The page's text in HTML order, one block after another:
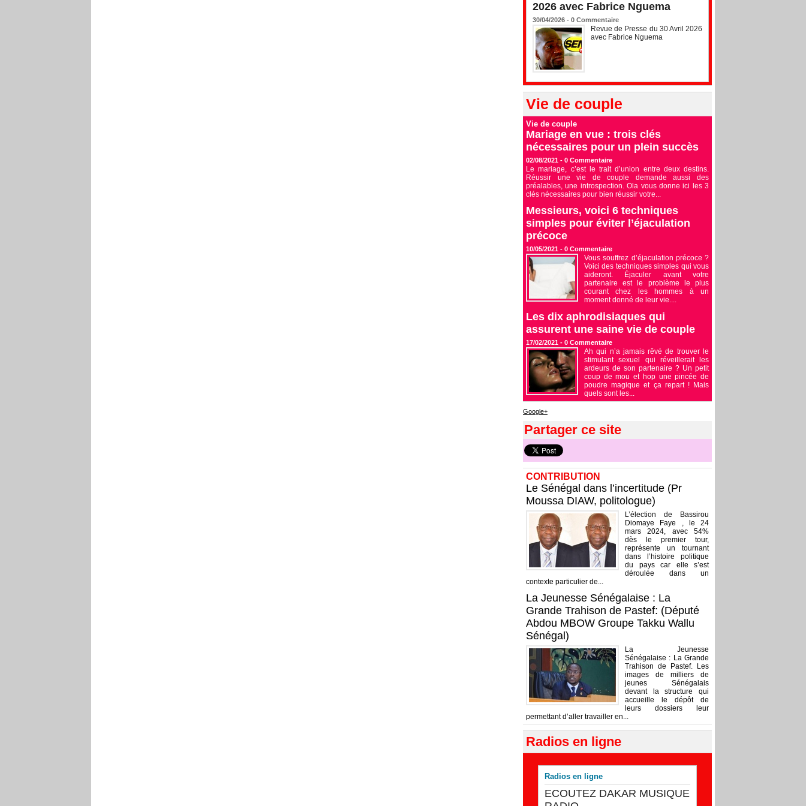
2026 avec Fabrice Nguema
30/04/2026 - 0 Commentaire
Revue de Presse du 30 Avril 2026
avec Fabrice Nguema
Vie de couple
Vie de couple
Mariage en vue : trois clés
nécessaires pour un plein succès
02/08/2021 - 0 Commentaire
Le mariage, c’est le trait d’union entre deux destins.
Réussir une vie de couple demande aussi des
préalables, une introspection. Ola vous donne ici les 3
clés nécessaires pour bien réussir votre...
Messieurs, voici 6 techniques
simples pour éviter l’éjaculation
précoce
10/05/2021 - 0 Commentaire
Vous souffrez d’éjaculation précoce ?
Voici des techniques simples qui vous
aideront. Éjaculer avant votre
partenaire est le problème le plus
courant chez les hommes à un
moment donné de leur vie....
Les dix aphrodisiaques qui
assurent une saine vie de couple
17/02/2021 - 0 Commentaire
Ah qui n’a jamais rêvé de trouver le
stimulant sexuel qui réveillerait les
ardeurs de son partenaire ? Un petit
coup de mou et hop une pincée de
poudre magique et ça repart ! Mais
quels sont les...
Google+
Partager ce site
CONTRIBUTION
Le Sénégal dans l’incertitude (Pr
Moussa DIAW, politologue)
L’élection de Bassirou
Diomaye Faye , le 24
mars 2024, avec 54%
dès le premier tour,
représente un tournant
dans l’histoire politique
du pays car elle s’est
déroulée dans un
contexte particulier de...
La Jeunesse Sénégalaise : La
Grande Trahison de Pastef: (Député
Abdou MBOW Groupe Takku Wallu
Sénégal)
La Jeunesse
Sénégalaise : La Grande
Trahison de Pastef. Les
images de milliers de
jeunes Sénégalais
devant la structure qui
accueille le dépôt de
leurs dossiers leur
permettant d’aller travailler en...
Radios en ligne
Radios en ligne
ECOUTEZ DAKAR MUSIQUE